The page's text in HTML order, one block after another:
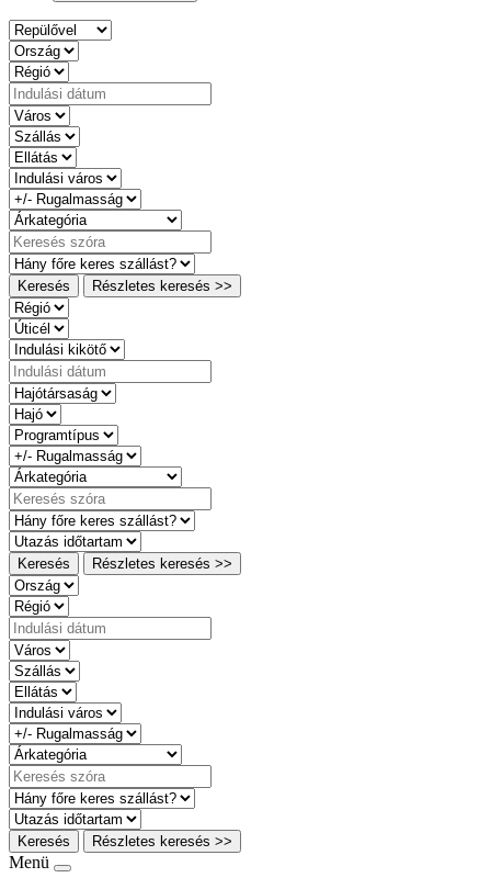
Keresés Részletes keresés >>
Keresés Részletes keresés >>
Keresés Részletes keresés >>
Menü